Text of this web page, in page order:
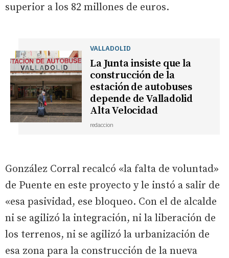
superior a los 82 millones de euros.
VALLADOLID
La Junta insiste que la
construcción de la
estación de autobuses
depende de Valladolid
Alta Velocidad
redaccion
González Corral recalcó «la falta de voluntad»
de Puente en este proyecto y le instó a salir de
«esa pasividad, ese bloqueo. Con el de alcalde
ni se agilizó la integración, ni la liberación de
los terrenos, ni se agilizó la urbanización de
esa zona para la construcción de la nueva